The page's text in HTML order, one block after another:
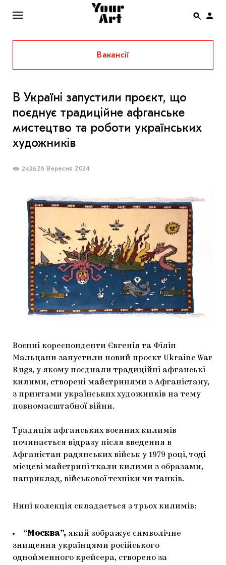
ENG
НОВИНИ
АФІША
ІНТЕРВ’Ю
THE UKRAINIAN PAVILION AT VENICE BIENNALE
2022
МАРІУПОЛЬСЬКІ МАРГІНАЛІЇ
ДОСЛІДНИЦЬКА ПЛАТФОРМА
ЗАПАЛЕННЯ
CARPATHIAN CULT ПРО РІЗДВЯНІ СВЯТА
Вакансії
В Україні запустили проєкт, що
поєднує традиційне афганське
мистецтво та роботи українських
художників
2436 26 Вересня 2024
Воєнні кореспонденти Євгенія та Філіп
Мальцани запустили новий проєкт Ukraine War
Rugs, у якому поєднали традиційні афганські
килими, створені майстринями з Афганістану,
з принтами українських художників на тему
повномасштабної війни.
Традиція афганських воєнних килимів
починається відразу після введення в
Афганістан радянських військ у 1979 році, тоді
місцеві майстрині ткали килими з образами,
наприклад, військової техніки чи танків.
Нині колекція складається з трьох килимів:
“Москва”, який зображує символічне
знищення українцями російського
однойменного крейсера, створено за